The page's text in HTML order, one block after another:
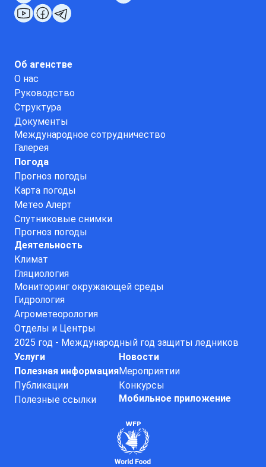
Об агенстве
О нас
Руководство
Структура
Документы
Международное сотрудничество
Галерея
Погода
Прогноз погоды
Карта погоды
Метео Алерт
Спутниковые снимки
Прогноз погоды
Деятельность
Климат
Гляциология
Мониторинг окружающей среды
Гидрология
Агрометеорология
Отделы и Центры
2025 год - Международный год защиты ледников
Услуги
Полезная информация
Публикации
Полезные ссылки
Новости
Мероприятии
Конкурсы
Мобильное приложение